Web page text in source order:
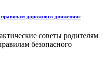
дорожного движения»
советы родителям
безопасного